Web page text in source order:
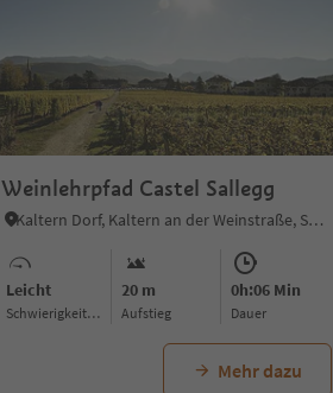
Weinlehrpfad Castel Sallegg
Kaltern Dorf, Kaltern an der Weinstraße, Südtiroler Weinstraße
Leicht
Schwierigkeitsgrad
20 m
Aufstieg
0h:06 Min
Dauer
Mehr dazu